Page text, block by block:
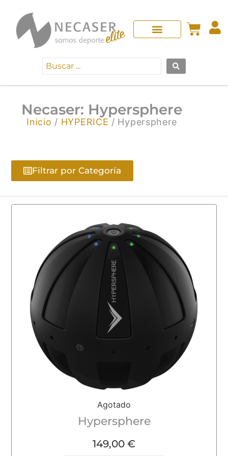
Necaser: Hypersphere
Inicio / HYPERICE / Hypersphere
Filtrar por Categoría
Agotado
Hypersphere
149,00 €